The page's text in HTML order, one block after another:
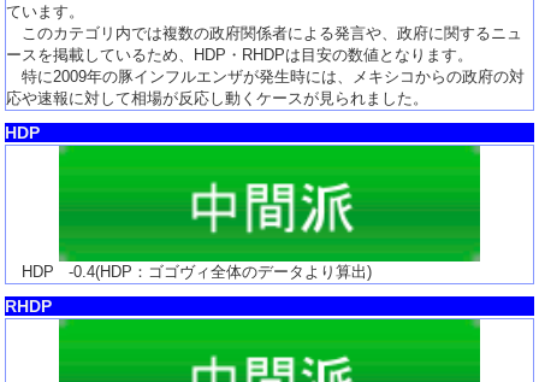
ています。
このカテゴリ内では複数の政府関係者による発言や、政府に関するニュ
ースを掲載しているため、HDP・RHDPは目安の数値となります。
特に2009年の豚インフルエンザが発生時には、メキシコからの政府の対
応や速報に対して相場が反応し動くケースが見られました。
HDP
HDP-0.4(HDP：ゴゴヴィ全体のデータより算出)
RHDP